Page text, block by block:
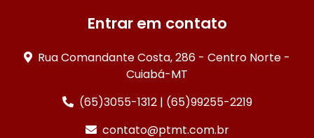
Entrar em contato
Rua Comandante Costa, 286 - Centro Norte -
Cuiabá-MT
(65)3055-1312 | (65)99255-2219
contato@ptmt.com.br